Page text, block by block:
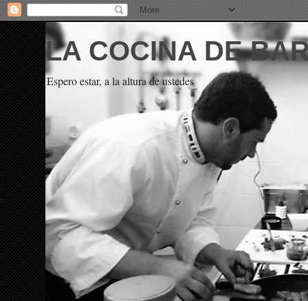
LA COCINA DE
Espero estar, a la altura de ustedes